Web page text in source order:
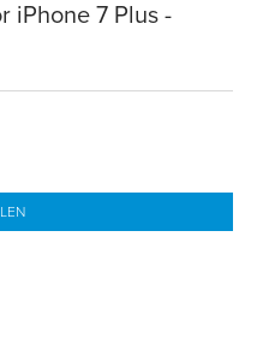
iPhone 7 Plus -